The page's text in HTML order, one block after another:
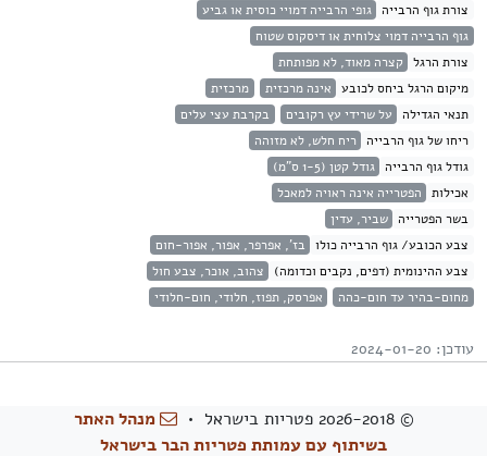
צורת גוף הרבייה גופי הרבייה דמויי כוסית או גביע
גוף הרבייה דמוי צלוחית או דיסקוס שטוח
צורת הרגל קצרה מאוד, לא מפותחת
מיקום הרגל ביחס לכובע אינה מרכזית
מרכזית
תנאי הגדילה על שרידי עץ רקובים
בקרבת עצי עלים
ריחו של גוף הרבייה ריח חלש, לא מזוהה
גודל גוף הרבייה גודל קטן (1-5 ס"מ)
אכילות הפטרייה אינה ראויה למאכל
בשר הפטרייה שביר, עדין
צבע הכובע/ גוף הרבייה כולו בז', אפרפר, אפור, אפור-חום
צבע ההינומית (דפים, נקבים וכדומה) צהוב, אוכר, צבע חול
מחום-בהיר עד חום-כהה
אפרסק, תפוז, חלודי, חום-חלודי
עודכן: 2024-01-20
© 2026-2018 פטריות בישראל •
מנהל האתר
בשיתוף עם עמותת פטריות הבר בישראל